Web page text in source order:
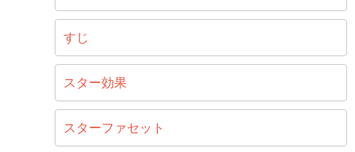
すじ
スター効果
スターファセット